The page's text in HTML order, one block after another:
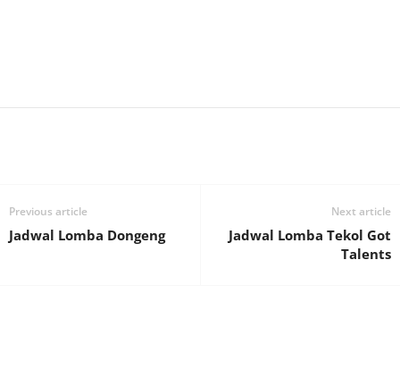
Previous article
Jadwal Lomba Dongeng
Next article
Jadwal Lomba Tekol Got
Talents